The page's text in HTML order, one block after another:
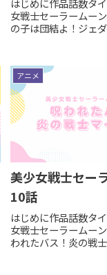
はじめに作品話数タ
女戦士セーラームー
の子は団結よ！ジェ
ント その1：ジェダ
ームーン、セーラー
ーラーマーズ、そし
アニメ
美少女戦士セー
10話
はじめに作品話数タ
女戦士セーラームー
われたバス！炎の戦
1992/05/16火野レイ
ズ）の登場回です。